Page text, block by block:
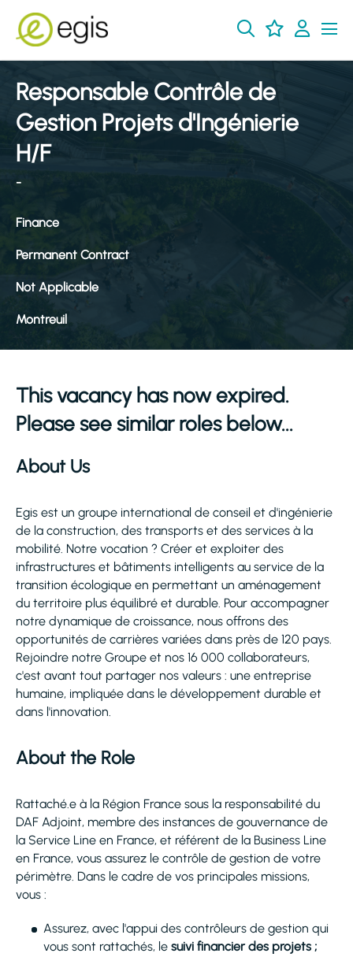
Responsable Contrôle de
Gestion Projets d'Ingénierie
H/F
-
Finance
Permanent Contract
Not Applicable
Montreuil
This vacancy has now expired.
Please see similar roles below...
About Us
Egis est un groupe international de conseil et d'ingénierie
de la construction, des transports et des services à la
mobilité. Notre vocation ? Créer et exploiter des
infrastructures et bâtiments intelligents au service de la
transition écologique en permettant un aménagement
du territoire plus équilibré et durable. Pour accompagner
notre dynamique de croissance, nous offrons des
opportunités de carrières variées dans près de 120 pays.
Rejoindre notre Groupe et nos 16 000 collaborateurs,
c'est avant tout partager nos valeurs : une entreprise
humaine, impliquée dans le développement durable et
dans l'innovation.
About the Role
Rattaché.e à la Région France sous la responsabilité du
DAF Adjoint, membre des instances de gouvernance de
la Service Line en France, et référent de la Business Line
en France, vous assurez le contrôle de gestion de votre
périmètre. Dans le cadre de vos principales missions,
vous :
Assurez, avec l'appui des contrôleurs de gestion qui
vous sont rattachés, le suivi financier des projets ;